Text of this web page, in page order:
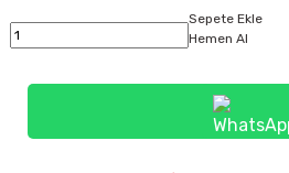
Sepete Ekle
Hemen Al